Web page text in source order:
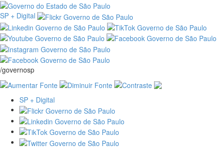
SP + Digital
/governosp
SP + Digital